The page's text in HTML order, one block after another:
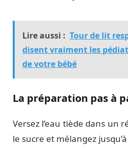
Lire aussi : Tour de lit
disent vraiment les
de votre bébé
La préparation pas à
Versez l’eau tiède dans un
le sucre et mélangez